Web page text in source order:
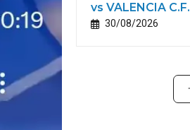
vs VALENCIA C.F.
30/08/2026